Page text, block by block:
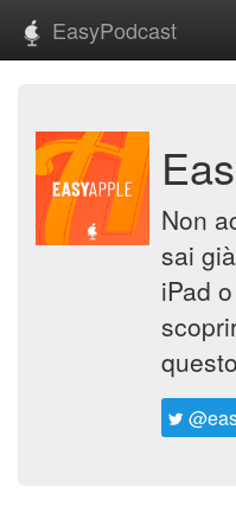
EasyPodcast
Non
sai
iPad